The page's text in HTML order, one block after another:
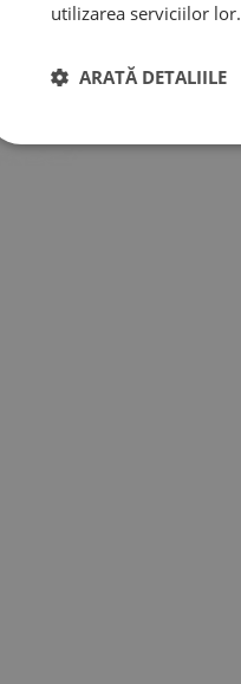
utilizarea serviciilor lor.
ARATĂ DETALIILE